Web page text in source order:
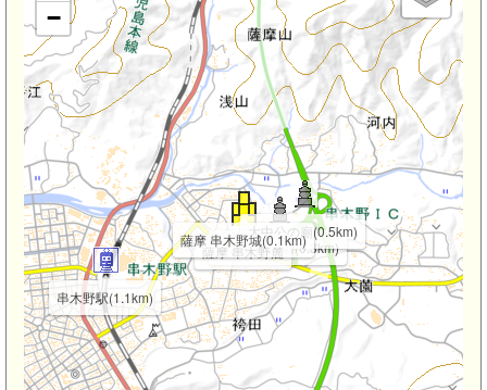
串木野駅(1.1km)
串木野氏の墓(0.3km)
大中公の廟(0.5km)
薩摩 串木野麓
薩摩 串木野城(0.1km)
−